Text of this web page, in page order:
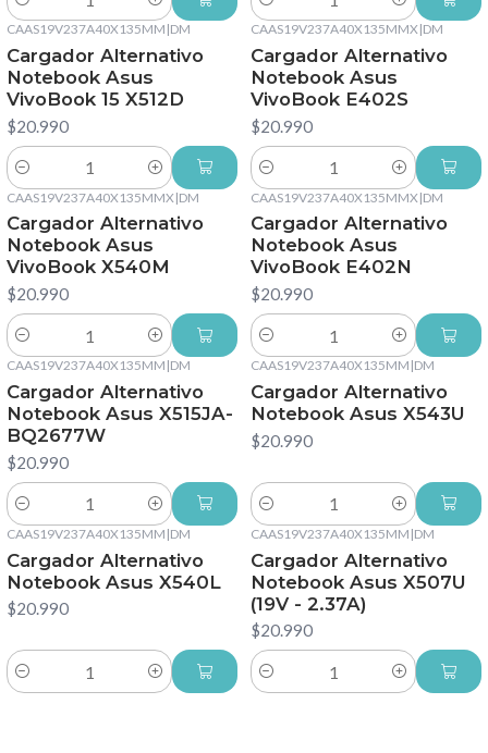
Cantidad Cantidad
CAAS19V237A40X135MM |DM
Cargador Alternativo
Notebook Asus
VivoBook 15 X512D
$20.990
Cantidad
CAAS19V237A40X135MMX|DM
Cargador Alternativo
Notebook Asus
VivoBook E402S
$20.990
Cantidad
CAAS19V237A40X135MMX |DM
Cargador Alternativo
Notebook Asus
VivoBook X540M
$20.990
Cantidad
CAAS19V237A40X135MMX |DM
Cargador Alternativo
Notebook Asus
VivoBook E402N
$20.990
Cantidad
CAAS19V237A40X135MM |DM
Cargador Alternativo
Notebook Asus X515JA-
BQ2677W
$20.990
Cantidad
CAAS19V237A40X135MM |DM
Cargador Alternativo
Notebook Asus X543U
$20.990
Cantidad
CAAS19V237A40X135MM |DM
Cargador Alternativo
Notebook Asus X540L
$20.990
Cantidad
CAAS19V237A40X135MM |DM
Cargador Alternativo
Notebook Asus X507U
(19V - 2.37A)
$20.990
Cantidad